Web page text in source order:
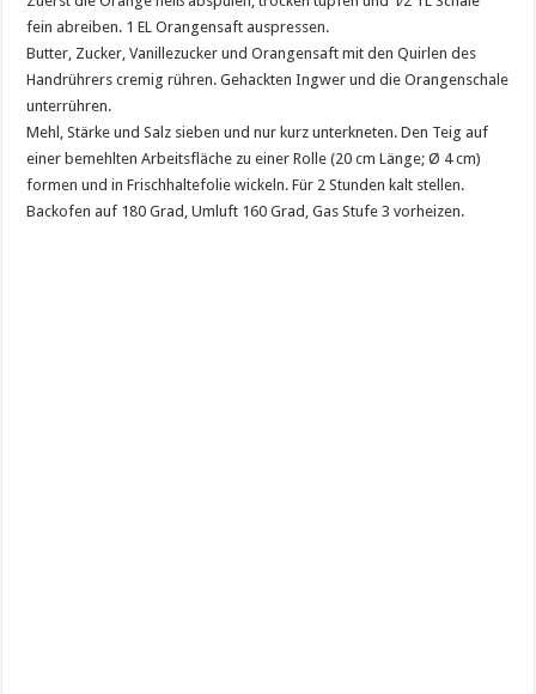
fein abreiben. 1 EL Orangensaft auspressen.
Butter, Zucker, Vanillezucker und Orangensaft mit den Quirlen des
Handrührers cremig rühren. Gehackten Ingwer und die Orangenschale
unterrühren.
Mehl, Stärke und Salz sieben und nur kurz unterkneten. Den Teig auf
einer bemehlten Arbeitsfläche zu einer Rolle (20 cm Länge; Ø 4 cm)
formen und in Frischhaltefolie wickeln. Für 2 Stunden kalt stellen.
Backofen auf 180 Grad, Umluft 160 Grad, Gas Stufe 3 vorheizen.